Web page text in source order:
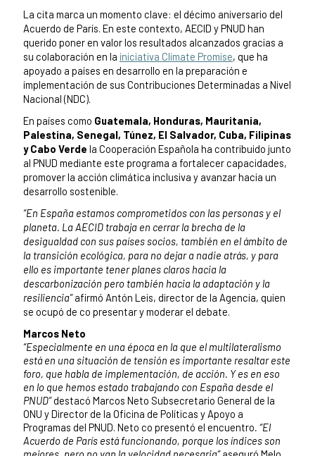
La cita marca un momento clave: el décimo aniversario del
Acuerdo de París. En este contexto, AECID y PNUD han
querido poner en valor los resultados alcanzados gracias a
su colaboración en la iniciativa Climate Promise, que ha
apoyado a países en desarrollo en la preparación e
implementación de sus Contribuciones Determinadas a Nivel
Nacional (NDC).
En países como Guatemala, Honduras, Mauritania,
Palestina, Senegal, Túnez, El Salvador, Cuba, Filipinas
y Cabo Verde la Cooperación Española ha contribuido junto
al PNUD mediante este programa a fortalecer capacidades,
promover la acción climática inclusiva y avanzar hacia un
desarrollo sostenible.
“En España estamos comprometidos con las personas y el
planeta. La AECID trabaja en cerrar la brecha de la
desigualdad con sus países socios, también en el ámbito de
la transición ecológica, para no dejar a nadie atrás, y para
ello es importante tener planes claros hacia la
descarbonización pero también hacia la adaptación y la
resiliencia”afirmó Antón Leis, director de la Agencia, quien
se ocupó de co presentar y moderar el debate.
Marcos Neto
“Especialmente en una época en la que el multilateralismo
está en una situación de tensión es importante resaltar este
foro, que habla de implementación, de acción. Y es en eso
en lo que hemos estado trabajando con España desde el
PNUD”destacó Marcos Neto Subsecretario General de la
ONU y Director de la Oficina de Políticas y Apoyo a
Programas del PNUD. Neto co presentó el encuentro. “El
Acuerdo de París está funcionando, porque los índices son